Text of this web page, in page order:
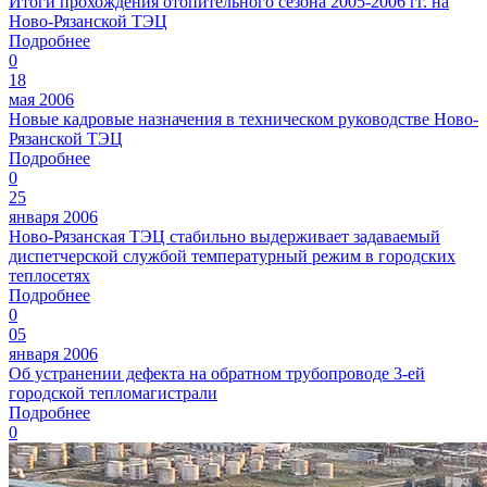
Ново-Рязанской ТЭЦ
Подробнее
0
18
мая 2006
Новые кадровые назначения в техническом руководстве Ново-
Рязанской ТЭЦ
Подробнее
0
25
января 2006
Ново-Рязанская ТЭЦ стабильно выдерживает задаваемый
диспетчерской службой температурный режим в городских
теплосетях
Подробнее
0
05
января 2006
Об устранении дефекта на обратном трубопроводе 3-ей
городской тепломагистрали
Подробнее
0